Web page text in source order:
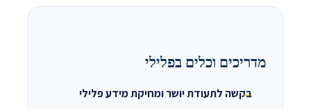
מדריכים וכלים בפלילי
בקשה לתעודת יושר ומחיקת מידע פלילי